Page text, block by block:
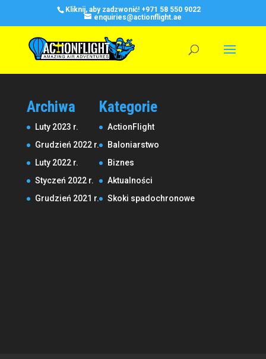
Kliknij, aby zadzwonić! +971 58 550 9022
enquiries@actionflight.ae
Archiwa
Luty 2023 r.
Grudzień 2022 r.
Luty 2022 r.
Styczeń 2022 r.
Grudzień 2021 r.
Kategorie
ActionFlight
Baloniarstwo
Biznes
Aktualności
Skoki spadochronowe